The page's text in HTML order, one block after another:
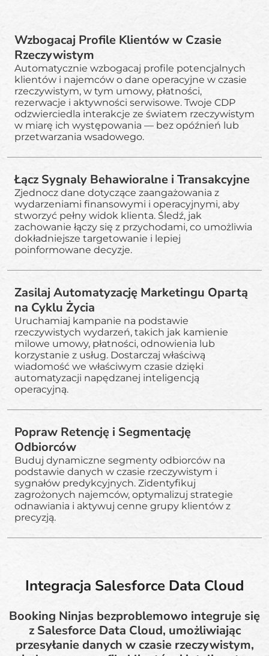
Wzbogacaj Profile Klientów w Czasie
Rzeczywistym
Automatycznie wzbogacaj profile potencjalnych
klientów i najemców o dane operacyjne w czasie
rzeczywistym, w tym umowy, płatności,
rezerwacje i aktywności serwisowe. Twoje CDP
odzwierciedla interakcje ze światem rzeczywistym
w miarę ich występowania — bez opóźnień lub
przetwarzania wsadowego.
Łącz Sygnaly Behawioralne i Transakcyjne
Zjednocz dane dotyczące zaangażowania z
wydarzeniami finansowymi i operacyjnymi, aby
stworzyć pełny widok klienta. Śledź, jak
zachowanie łączy się z przychodami, co umożliwia
dokładniejsze targetowanie i lepiej
poinformowane decyzje.
Zasilaj Automatyzację Marketingu Opartą
na Cyklu Życia
Uruchamiaj kampanie na podstawie
rzeczywistych wydarzeń, takich jak kamienie
milowe umowy, płatności, odnowienia lub
korzystanie z usług. Dostarczaj właściwą
wiadomość we właściwym czasie dzięki
automatyzacji napędzanej inteligencją
operacyjną.
Popraw Retencję i Segmentację
Odbiorców
Buduj dynamiczne segmenty odbiorców na
podstawie danych w czasie rzeczywistym i
sygnałów predykcyjnych. Zidentyfikuj
zagrożonych najemców, optymalizuj strategie
odnawiania i aktywuj cenne grupy klientów z
precyzją.
Integracja Salesforce Data Cloud
Booking Ninjas bezproblemowo integruje się
z Salesforce Data Cloud, umożliwiając
przesyłanie danych w czasie rzeczywistym,